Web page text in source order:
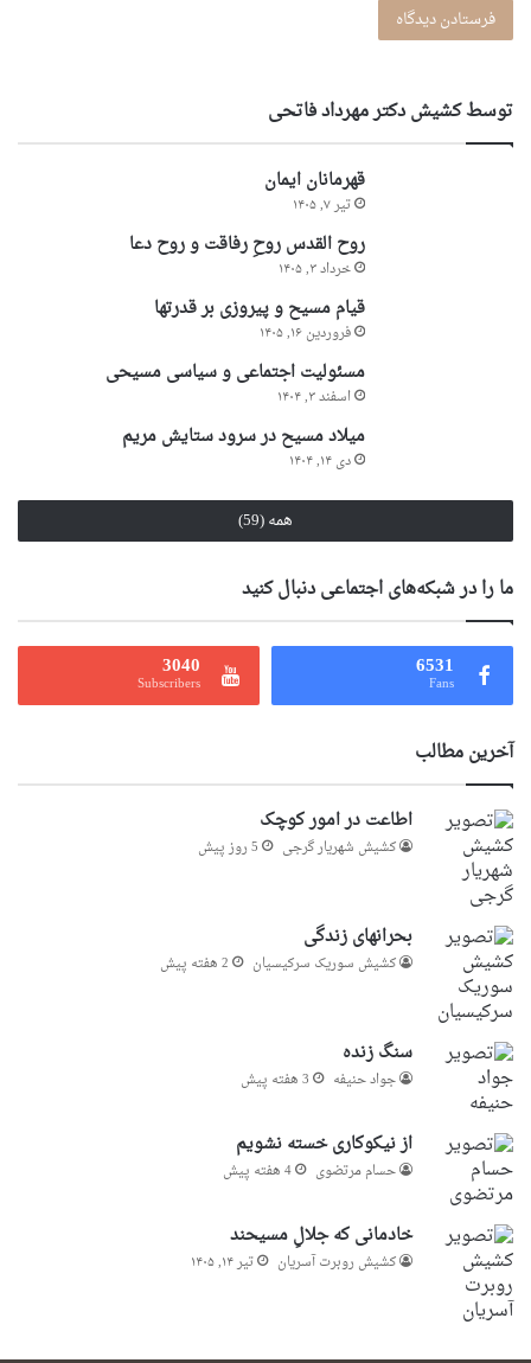
توسط کشیش دکتر مهرداد فاتحی
قهرمانان ایمان
تیر ۷, ۱۴۰۵
روح القدس روحِ رفاقت و روح دعا
خرداد ۳, ۱۴۰۵
قیام مسیح و پیروزی بر قدرتها
فروردین ۱۶, ۱۴۰۵
مسئولیت اجتماعی و سیاسی مسیحی
اسفند ۳, ۱۴۰۴
میلاد مسیح در سرود ستایش مریم
دی ۱۴, ۱۴۰۴
همه (59)
ما را در شبکه‌های اجتماعی دنبال کنید
6531
Fans
3040
Subscribers
آخرین مطالب
اطاعت در امور کوچک
کشیش شهریار گرجى 5 روز پیش
بحرانهای زندگی
کشیش سوریک سرکیسیان 2 هفته پیش
سنگ زنده
جواد حنیفه 3 هفته پیش
از نیکوکاری خسته نشویم
حسام مرتضوی 4 هفته پیش
خادمانی که جلالِ مسیحند
کشیش روبرت آسریان تیر ۱۴, ۱۴۰۵